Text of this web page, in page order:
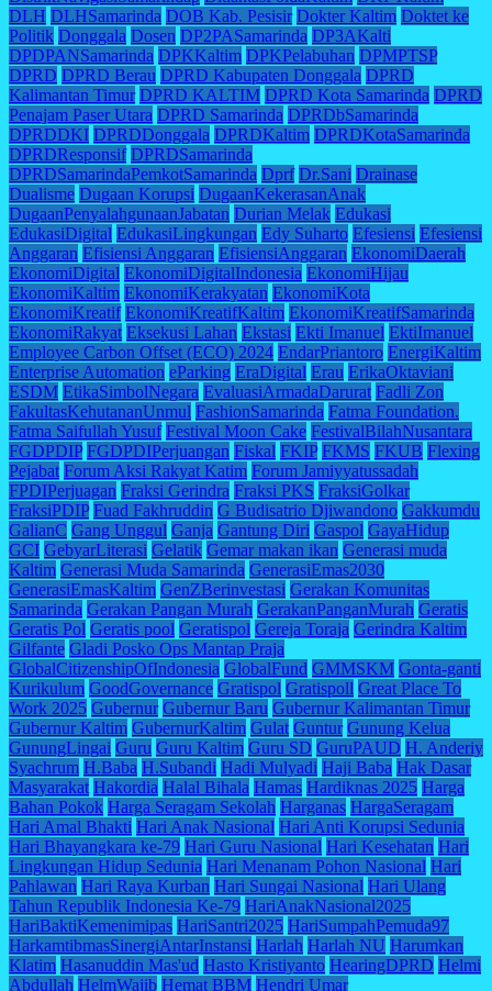
DLH DLHSamarinda DOB Kab. Pesisir Dokter Kaltim Doktet ke
Politik Donggala Dosen DP2PASamarinda DP3AKalti
DPDPANSamarinda DPKKaltim DPKPelabuhan DPMPTSP
DPRD DPRD Berau DPRD Kabupaten Donggala DPRD
Kalimantan Timur DPRD KALTIM DPRD Kota Samarinda DPRD
Penajam Paser Utara DPRD Samarinda DPRDbSamarinda
DPRDDKI DPRDDonggala DPRDKaltim DPRDKotaSamarinda
DPRDResponsif DPRDSamarinda
DPRDSamarindaPemkotSamarinda Dprf Dr.Sani Drainase
Dualisme Dugaan Korupsi DugaanKekerasanAnak
DugaanPenyalahgunaanJabatan Durian Melak Edukasi
EdukasiDigital EdukasiLingkungan Edy Suharto Efesiensi Efesiensi
Anggaran Efisiensi Anggaran EfisiensiAnggaran EkonomiDaerah
EkonomiDigital EkonomiDigitalIndonesia EkonomiHijau
EkonomiKaltim EkonomiKerakyatan EkonomiKota
EkonomiKreatif EkonomiKreatifKaltim EkonomiKreatifSamarinda
EkonomiRakyat Eksekusi Lahan Ekstasi Ekti Imanuel EktiImanuel
Employee Carbon Offset (ECO) 2024 EndarPriantoro EnergiKaltim
Enterprise Automation eParking EraDigital Erau ErikaOktaviani
ESDM EtikaSimbolNegara EvaluasiArmadaDarurat Fadli Zon
FakultasKehutananUnmul FashionSamarinda Fatma Foundation.
Fatma Saifullah Yusuf Festival Moon Cake FestivalBilahNusantara
FGDPDIP FGDPDIPerjuangan Fiskal FKIP FKMS FKUB Flexing
Pejabat Forum Aksi Rakyat Katim Forum Jamiyyatussadah
FPDIPerjuagan Fraksi Gerindra Fraksi PKS FraksiGolkar
FraksiPDIP Fuad Fakhruddin G Budisatrio Djiwandono Gakkumdu
GalianC Gang Unggul Ganja Gantung Diri Gaspol GayaHidup
GCI GebyarLiterasi Gelatik Gemar makan ikan Generasi muda
Kaltim Generasi Muda Samarinda GenerasiEmas2030
GenerasiEmasKaltim GenZBerinvestasi Gerakan Komunitas
Samarinda Gerakan Pangan Murah GerakanPanganMurah Geratis
Geratis Pol Geratis pool Geratispol Gereja Toraja Gerindra Kaltim
Gilfante Gladi Posko Ops Mantap Praja
GlobalCitizenshipOfIndonesia GlobalFund GMMSKM Gonta-ganti
Kurikulum GoodGovernance Gratispol Gratispoll Great Place To
Work 2025 Gubernur Gubernur Baru Gubernur Kalimantan Timur
Gubernur Kaltim GubernurKaltim Gulat Guntur Gunung Kelua
GunungLingai Guru Guru Kaltim Guru SD GuruPAUD H. Anderiy
Syachrum H.Baba H.Subandi Hadi Mulyadi Haji Baba Hak Dasar
Masyarakat Hakordia Halal Bihala Hamas Hardiknas 2025 Harga
Bahan Pokok Harga Seragam Sekolah Harganas HargaSeragam
Hari Amal Bhakti Hari Anak Nasional Hari Anti Korupsi Sedunia
Hari Bhayangkara ke-79 Hari Guru Nasional Hari Kesehatan Hari
Lingkungan Hidup Sedunia Hari Menanam Pohon Nasional Hari
Pahlawan Hari Raya Kurban Hari Sungai Nasional Hari Ulang
Tahun Republik Indonesia Ke-79 HariAnakNasional2025
HariBaktiKemenimipas HariSantri2025 HariSumpahPemuda97
HarkamtibmasSinergiAntarInstansi Harlah Harlah NU Harumkan
Klatim Hasanuddin Mas'ud Hasto Kristiyanto HearingDPRD Helmi
Abdullah HelmWajib Hemat BBM Hendri Umar